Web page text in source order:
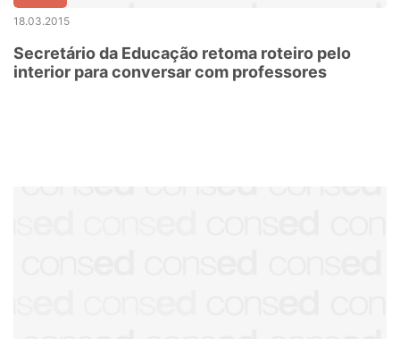
18.03.2015
Secretário da Educação retoma roteiro pelo
interior para conversar com professores